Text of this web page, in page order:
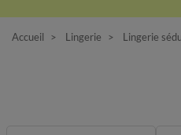
Accueil Lingerie Lingerie